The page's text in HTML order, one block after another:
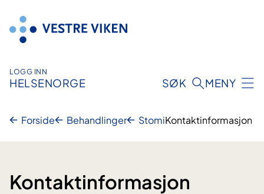
innhold
LOGG INN
HELSENORGE SØK MENY
Forside Behandlinger StomiKontaktinformasjon
Kontaktinformasjon